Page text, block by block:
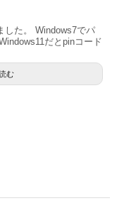
した。 Windows7でパ
だとpinコード
む